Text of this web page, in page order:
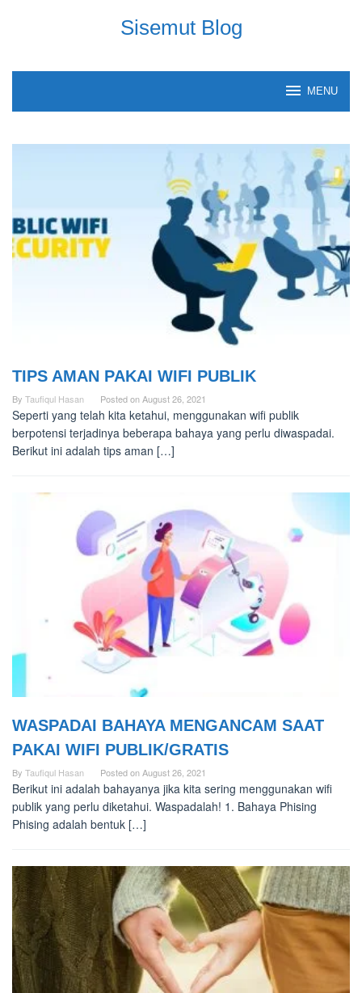
Sisemut Blog
MENU
TIPS AMAN PAKAI WIFI PUBLIK
By Taufiqul Hasan Posted onAugust 26, 2021
Seperti yang telah kita ketahui, menggunakan wifi publik
berpotensi terjadinya beberapa bahaya yang perlu diwaspadai.
Berikut ini adalah tips aman […]
WASPADAI BAHAYA MENGANCAM SAAT
PAKAI WIFI PUBLIK/GRATIS
By Taufiqul Hasan Posted onAugust 26, 2021
Berikut ini adalah bahayanya jika kita sering menggunakan wifi
publik yang perlu diketahui. Waspadalah! 1. Bahaya Phising
Phising adalah bentuk […]